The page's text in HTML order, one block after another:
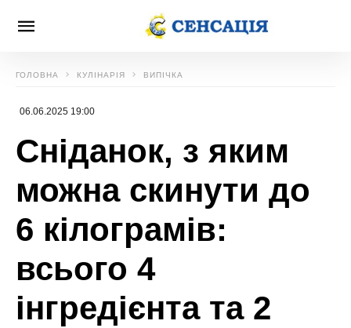
ГОЛОВНА КУЛІНАРІЯ ВИПІЧКА
06.06.2025 19:00
Сніданок, з яким
можна скинути до
6 кілограмів:
всього 4
інгредієнта та 2